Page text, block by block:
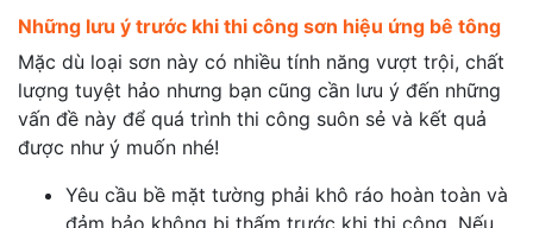
Những lưu ý trước khi thi công sơn hiệu ứng bê tông
Mặc dù loại sơn này có nhiều tính năng vượt trội, chất
lượng tuyệt hảo nhưng bạn cũng cần lưu ý đến những
vấn đề này để quá trình thi công suôn sẻ và kết quả
được như ý muốn nhé!
Yêu cầu bề mặt tường phải khô ráo hoàn toàn và
đảm bảo không bị thấm trước khi thi công. Nếu